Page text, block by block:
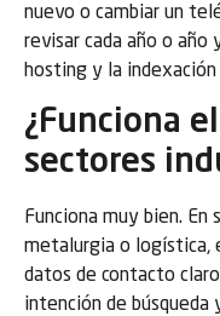
nuevo o cambiar un
revisar cada año o año
hosting y la indexación
¿Funciona
sectores
Funciona muy bien. En
metalurgia o logística,
datos de contacto
intención de búsqueda